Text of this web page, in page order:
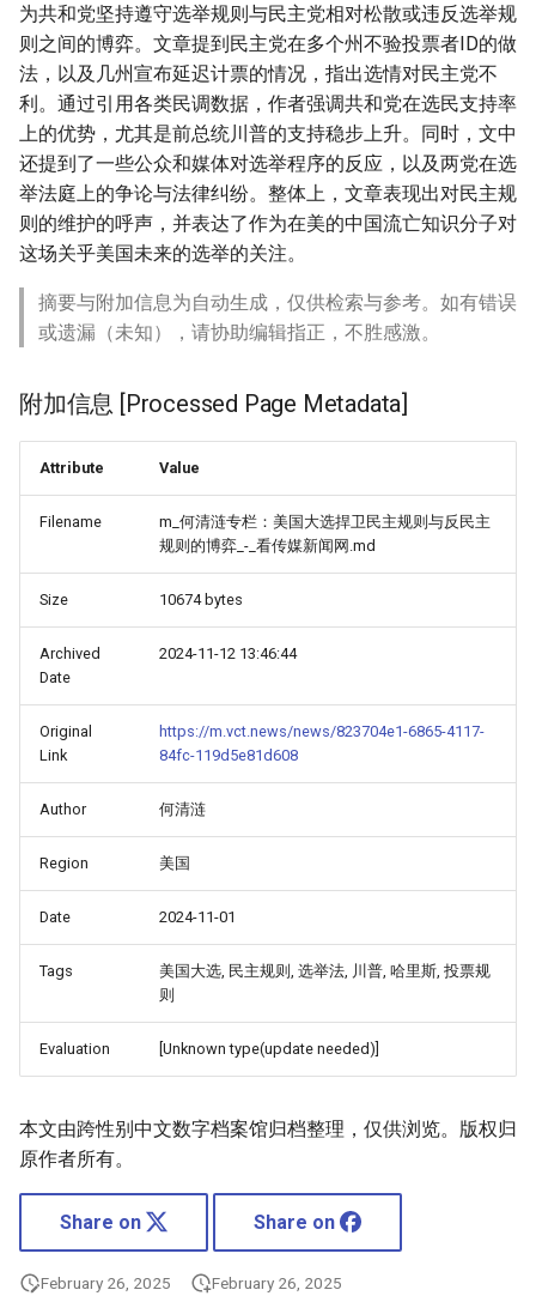
为共和党坚持遵守选举规则与民主党相对松散或违反选举规
则之间的博弈。文章提到民主党在多个州不验投票者ID的做
法，以及几州宣布延迟计票的情况，指出选情对民主党不
利。通过引用各类民调数据，作者强调共和党在选民支持率
上的优势，尤其是前总统川普的支持稳步上升。同时，文中
还提到了一些公众和媒体对选举程序的反应，以及两党在选
举法庭上的争论与法律纠纷。整体上，文章表现出对民主规
则的维护的呼声，并表达了作为在美的中国流亡知识分子对
这场关乎美国未来的选举的关注。
摘要与附加信息为自动生成，仅供检索与参考。如有错误
或遗漏（未知），请协助编辑指正，不胜感激。
附加信息 [Processed Page Metadata]
Attribute Value
Filename
m_何清涟专栏：美国大选捍卫民主规则与反民主
规则的博弈_-_看传媒新闻网.md
Size 10674 bytes
Archived
Date
2024-11-12 13:46:44
Original
Link
https://m.vct.news/news/823704e1-6865-4117-
84fc-119d5e81d608
Author 何清涟
Region 美国
Date 2024-11-01
Tags
美国大选, 民主规则, 选举法, 川普, 哈里斯, 投票规
则
Evaluation [Unknown type(update needed)]
本文由跨性别中文数字档案馆归档整理，仅供浏览。版权归
原作者所有。
Share on Share on
February 26, 2025 February 26, 2025